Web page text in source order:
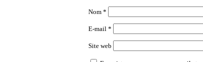
Nom *
E-mail *
Site web